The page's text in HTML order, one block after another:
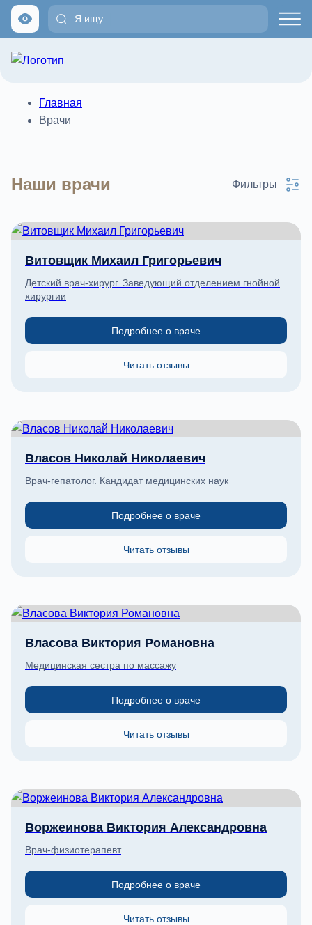
Главная
Врачи
Наши врачи Фильтры
Витовщик Михаил Григорьевич
Детский врач-хирург. Заведующий отделением гнойной
хирургии
Подробнее о враче
Читать отзывы
Власов Николай Николаевич
Врач-гепатолог. Кандидат медицинских наук
Подробнее о враче
Читать отзывы
Власова Виктория Романовна
Медицинская сестра по массажу
Подробнее о враче
Читать отзывы
Воржеинова Виктория Александровна
Врач-физиотерапевт
Подробнее о враче
Читать отзывы